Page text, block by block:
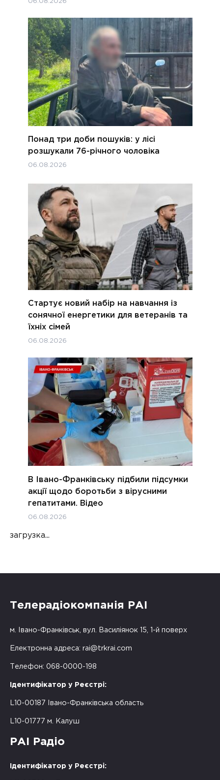
Понад три доби пошуків: у лісі
розшукали 76-річного чоловіка
06.08.2026
Стартує новий набір на навчання із
сонячної енергетики для ветеранів та
їхніх сімей
06.08.2026
В Івано-Франківську підбили підсумки
акції щодо боротьби з вірусними
гепатитами. Відео
06.08.2026
загрузка...
Телерадіокомпанія РАІ
м. Івано-Франківськ, вул. Василіянок 15, 1-й поверх
Електронна адреса: rai@trkrai.com
Телефон: 068-0000-198
Ідентифікатор у Реєстрі:
L10-00187 Івано-Франківська область
L10-01777 м. Калуш
РАІ Радіо
Ідентифікатор у Реєстрі: